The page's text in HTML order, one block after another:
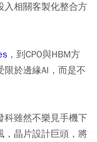
入相關客製化整合方
，到CPO與HBM方
於邊緣AI，而是不
科雖然不樂見手機下
，晶片設計巨頭，將